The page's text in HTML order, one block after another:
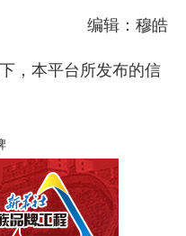
编辑：穆皓
，本平台所发布的信